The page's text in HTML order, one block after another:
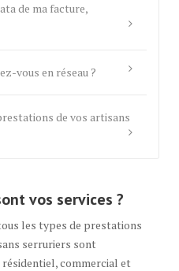
de ma facture,
vous en réseau ?
de vos artisans
vos services ?
les types de prestations
serruriers sont
commercial et